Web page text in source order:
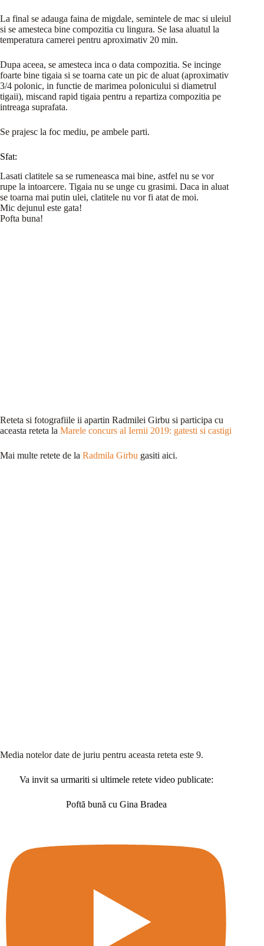
La final se adauga faina de migdale, semintele de mac si uleiul
si se amesteca bine compozitia cu lingura. Se lasa aluatul la
temperatura camerei pentru aproximativ 20 min.
Dupa aceea, se amesteca inca o data compozitia. Se incinge
foarte bine tigaia si se toarna cate un pic de aluat (aproximativ
3/4 polonic, in functie de marimea polonicului si diametrul
tigaii), miscand rapid tigaia pentru a repartiza compozitia pe
intreaga suprafata.
Se prajesc la foc mediu, pe ambele parti.
Sfat:
Lasati clatitele sa se rumeneasca mai bine, astfel nu se vor
rupe la intoarcere. Tigaia nu se unge cu grasimi. Daca in aluat
se toarna mai putin ulei, clatitele nu vor fi atat de moi.
Mic dejunul este gata!
Pofta buna!
Reteta si fotografiile ii apartin Radmilei Girbu si participa cu
aceasta reteta la Marele concurs al Iernii 2019: gatesti si castigi
Mai multe retete de la Radmila Girbu gasiti aici.
Media notelor date de juriu pentru aceasta reteta este 9.
Va invit sa urmariti si ultimele retete video publicate:
Poftă bună cu Gina Bradea